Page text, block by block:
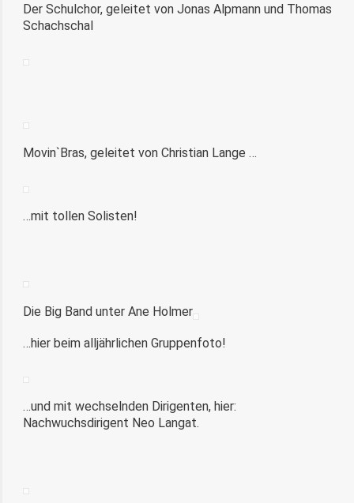
Der Schulchor, geleitet von Jonas Alpmann und Thomas
Schachschal
Movin`Bras, geleitet von Christian Lange …
…mit tollen Solisten!
Die Big Band unter Ane Holmer
…hier beim alljährlichen Gruppenfoto!
…und mit wechselnden Dirigenten, hier:
Nachwuchsdirigent Neo Langat.